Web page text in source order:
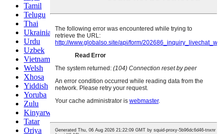
Tamil
Telugu
Thai
Ukrainian
Urdu
Uzbek
Vietnamese
Welsh
Xhosa
Yiddish
Yoruba
Zulu
Kinyarwanda
Tatar
Oriya